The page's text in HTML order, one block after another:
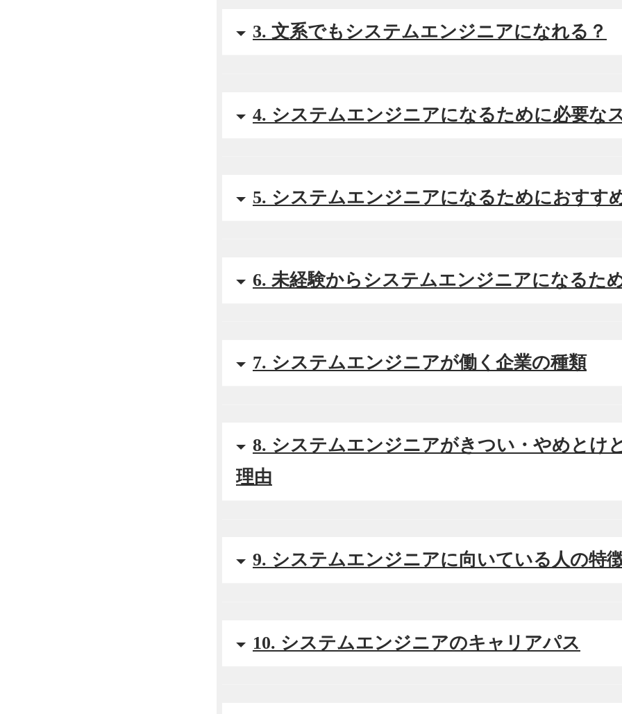
3. 文系でもシステムエンジニアになれる？
4. システムエンジニアになるために必要な
5. システムエンジニアになるためにおすす
6. 未経験からシステムエンジニアになるた
7. システムエンジニアが働く企業の種類
8. システムエンジニアがきつい・やめとけ
理由
9. システムエンジニアに向いている人の特
10. システムエンジニアのキャリアパス